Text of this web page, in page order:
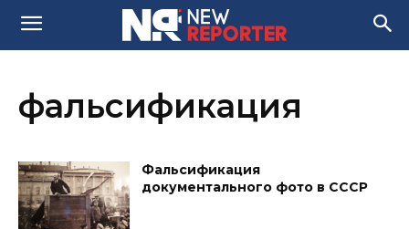
фальсификация
Фальсификация
документального фото в СССР